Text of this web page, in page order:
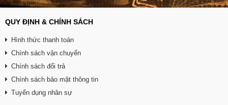
QUY ĐỊNH & CHÍNH SÁCH
Hình thức thanh toán
Chính sách vận chuyển
Chính sách đổi trả
Chính sách bảo mật thông tin
Tuyển dụng nhân sự